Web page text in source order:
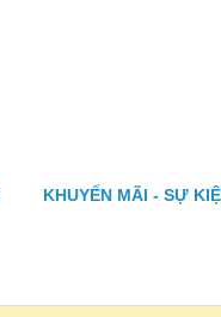
KHUYẾN MÃI - SỰ